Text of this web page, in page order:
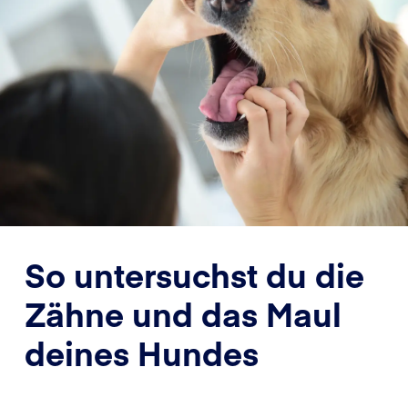
So untersuchst du die
Zähne und das Maul
deines Hundes